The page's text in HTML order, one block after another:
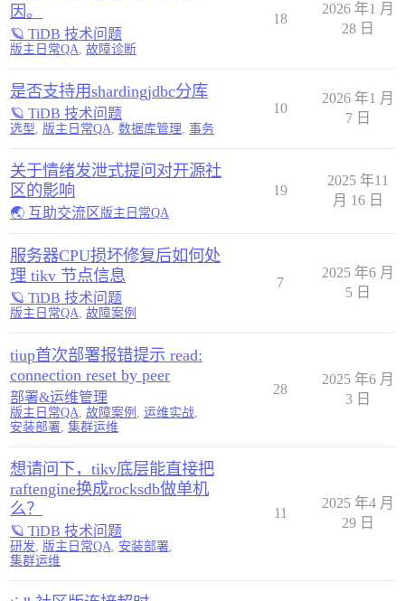
因。
🪐 TiDB 技术问题
版主日常QA, 故障诊断
18
2026 年1 月
28 日
是否支持用shardingjdbc分库
🪐 TiDB 技术问题
选型, 版主日常QA, 数据库管理, 事务
10
2026 年1 月
7 日
关于情绪发泄式提问对开源社
区的影响
🌏 互助交流区 版主日常QA
19
2025 年11
月 16 日
服务器CPU损坏修复后如何处
理 tikv 节点信息
🪐 TiDB 技术问题
版主日常QA, 故障案例
7
2025 年6 月
5 日
tiup首次部署报错提示 read:
connection reset by peer
部署&运维管理
版主日常QA, 故障案例 , 运维实战,
安装部署, 集群运维
28
2025 年6 月
3 日
想请问下，tikv底层能直接把
raftengine换成rocksdb做单机
么？
🪐 TiDB 技术问题
研发, 版主日常QA, 安装部署,
集群运维
11
2025 年4 月
29 日